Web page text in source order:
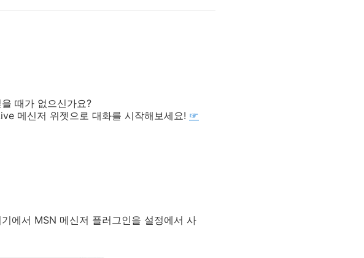
때가 없으신가요?
메신저 위젯으로 대화를 시작해보세요! ☞
에서 MSN 메신저 플러그인을 설정에서 사